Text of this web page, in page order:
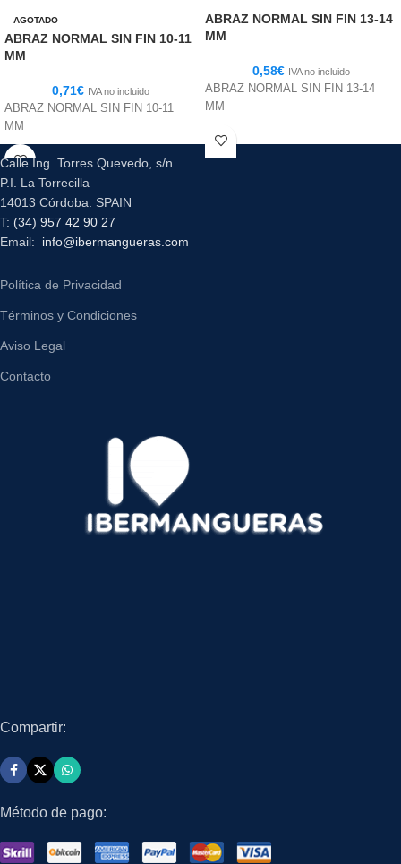
AGOTADO
ABRAZ NORMAL SIN FIN 10-11
MM
0,71€ IVA no incluido
ABRAZ NORMAL SIN FIN 10-11
MM
ABRAZ NORMAL SIN FIN 13-14
MM
0,58€ IVA no incluido
ABRAZ NORMAL SIN FIN 13-14
MM
Calle Ing. Torres Quevedo, s/n
P.I. La Torrecilla
14013 Córdoba. SPAIN
T: (34) 957 42 90 27
Email: info@ibermangueras.com
Política de Privacidad
Términos y Condiciones
Aviso Legal
Contacto
Compartir:
Método de pago: